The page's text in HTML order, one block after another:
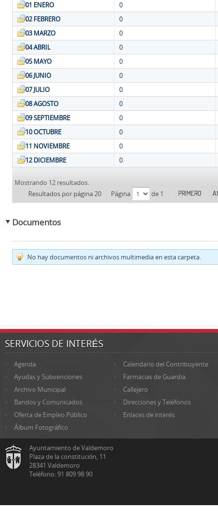
01 ENERO
0
02 FEBRERO
0
03 MARZO
0
04 ABRIL
0
05 MAYO
0
06 JUNIO
0
07 JULIO
0
08 AGOSTO
0
09 SEPTIEMBRE
0
10 OCTUBRE
0
11 NOVIEMBRE
0
12 DICIEMBRE
0
Mostrando 12 resultados.
Resultados por página 20
Página de 1 PRIMERO
Documentos
No hay documentos ni archivos multimedia en esta carpeta.
SERVICIOS DE INTERÉS
Agenda
Calendario del Contribuyente
Ayudas y Subvenciones
Farmacias de Guardia
Archivo Municipal
Callejero
Bandos y Comunicados
Direcciones y Teléfonos
Oferta de Empleo Público
Enlaces de interés
Álbum Fotográfico
Ayuntamiento de Valdemoro
Plaza de la constitución, 11
28341 Valdemoro
Teléfono: 91 809 98 90